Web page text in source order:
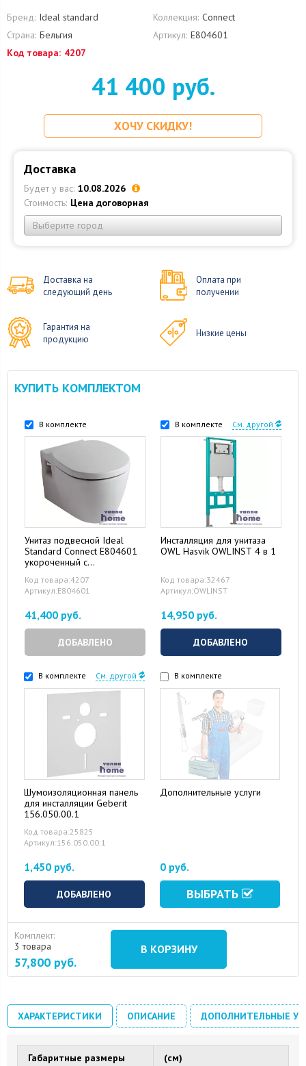
Бренд: Ideal standard Коллекция: Connect
Страна: Бельгия Артикул: E804601
Код товара: 4207
41 400 руб.
ХОЧУ СКИДКУ!
Доставка
Будет у вас: 10.08.2026
Стоимость: Цена договорная
Выберите город
Доставка на
следующий день
Оплата при
получении
Гарантия на
продукцию
Низкие цены
КУПИТЬ КОМПЛЕКТОМ
В комплекте
Унитаз подвесной Ideal
Standard Connect E804601
укороченный с
Код товара:4207
Артикул:E804601
41,400 руб.
ДОБАВЛЕНО
В комплекте См. другой
Инсталляция для унитаза
OWL Hasvik OWLINST 4 в 1
Код товара:32467
Артикул:OWLINST
14,950 руб.
ДОБАВЛЕНО
В комплекте См. другой
Шумоизоляционная панель
для инсталляции Geberit
156.050.00.1
Код товара:25825
Артикул:156.050.00.1
1,450 руб.
ДОБАВЛЕНО
В комплекте
Дополнительные услуги
0 руб.
ВЫБРАТЬ
Комплект:
3 товара
57,800 руб.
В КОРЗИНУ
ХАРАКТЕРИСТИКИ ОПИСАНИЕ ДОПОЛНИТЕЛЬНЫЕ
Габаритные размеры (см)